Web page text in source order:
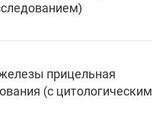
прицельная
(с цитологическим